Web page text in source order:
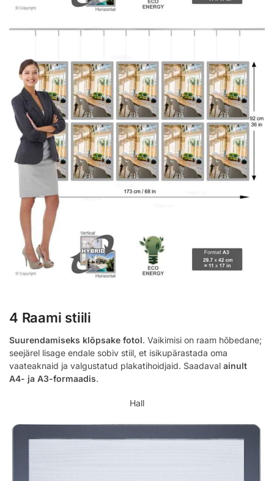
4 Raami stiili
Suurendamiseks klõpsake fotol. Vaikimisi on raam hõbedane;
seejärel lisage endale sobiv stiil, et isikupärastada oma
vaateaknaid ja valgustatud plakatihoidjaid. Saadaval ainult
A4- ja A3-formaadis.
Hall